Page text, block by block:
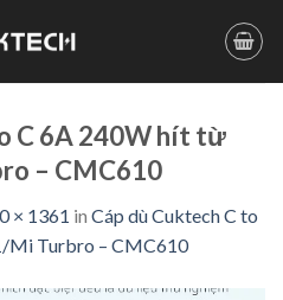
C 6A 240W hít từ
– CMC610
× 1361 in Cáp dù Cuktech C to
Mi Turbro – CMC610